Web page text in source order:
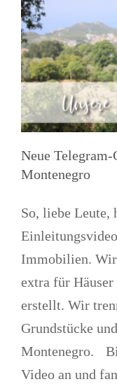
Neue
Montenegro
So, liebe Leute,
Immobilien. Wir
extra für
erstellt. Wir
Grundstücke
Montenegro.
Video an und
Neues